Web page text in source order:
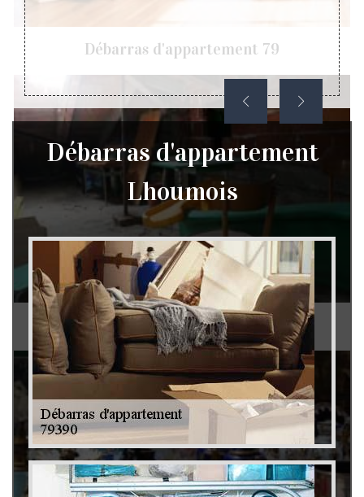
Débarras d'appartement 79
Débarras de grenier et cave 79
de
Débarras d'appartement
Lhoumois